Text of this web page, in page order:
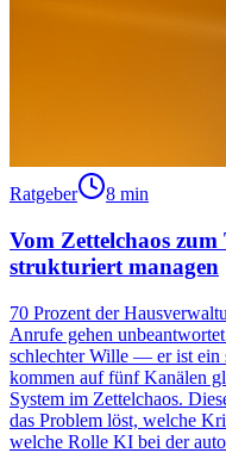
Ratgeber 8 min
Vom Zettelchaos
strukturiert managen
70 Prozent der
Anrufe gehen
schlechter Wille — er ist ein
kommen auf fünf Kanälen
System im Zettelchaos.
das Problem löst, welche
welche Rolle KI bei der